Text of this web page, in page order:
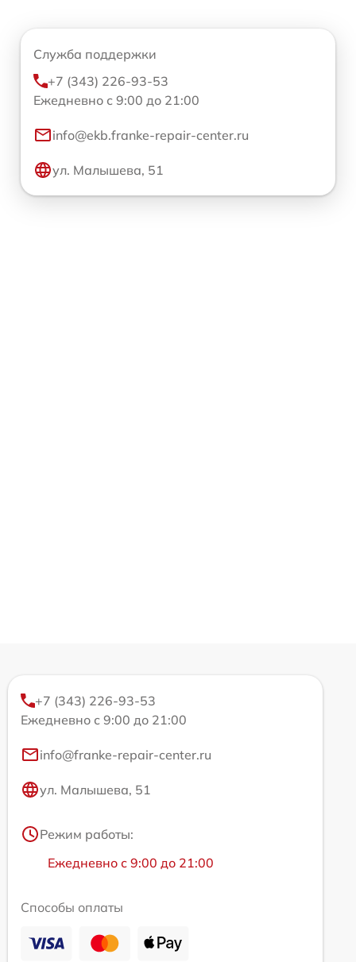
Служба поддержки
+7 (343) 226-93-53
Ежедневно с 9:00 до 21:00
info@ekb.franke-repair-center.ru
ул. Малышева, 51
+7 (343) 226-93-53
Ежедневно с 9:00 до 21:00
info@franke-repair-center.ru
ул. Малышева, 51
Режим работы:
Ежедневно с 9:00 до 21:00
Способы оплаты